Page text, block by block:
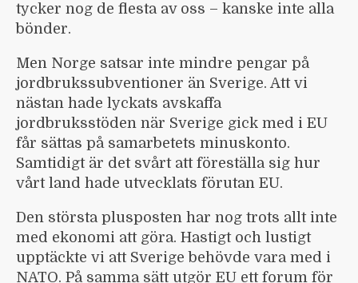
tycker nog de flesta av oss – kanske inte alla
bönder.
Men Norge satsar inte mindre pengar på
jordbrukssubventioner än Sverige. Att vi
nästan hade lyckats avskaffa
jordbruksstöden när Sverige gick med i EU
får sättas på samarbetets minuskonto.
Samtidigt är det svårt att föreställa sig hur
vårt land hade utvecklats förutan EU.
Den största plusposten har nog trots allt inte
med ekonomi att göra. Hastigt och lustigt
upptäckte vi att Sverige behövde vara med i
NATO. På samma sätt utgör EU ett forum för